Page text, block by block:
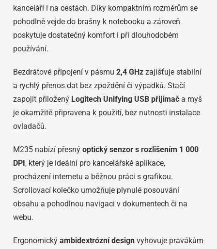
kanceláři i na cestách. Díky kompaktním rozměrům se
pohodlně vejde do brašny k notebooku a zároveň
poskytuje dostatečný komfort i při dlouhodobém
používání.
Bezdrátové připojení v pásmu2,4 GHz zajišťuje stabilní
a rychlý přenos dat bez zpoždění či výpadků. Stačí
zapojit přiložený Logitech Unifying USB přijímač a myš
je okamžitě připravena k použití, bez nutnosti instalace
ovladačů.
M235 nabízí přesnýoptický senzor s rozlišením 1 000
DPI , který je ideální pro kancelářské aplikace,
procházení internetu a běžnou práci s grafikou.
Scrollovací kolečko umožňuje plynulé posouvání
obsahu a pohodlnou navigaci v dokumentech či na
webu.
Ergonomickýambidextrózní design vyhovuje pravákům